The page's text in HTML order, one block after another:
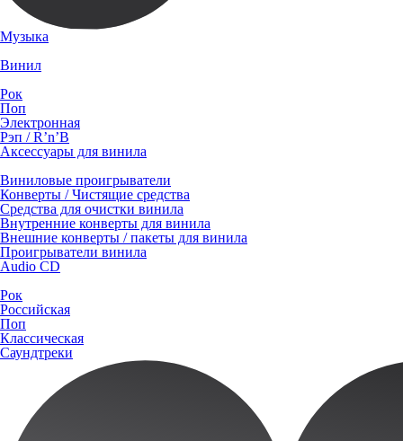
Музыка
Винил
Рок
Поп
Электронная
Рэп / R’n’B
Аксессуары для винила
Виниловые проигрыватели
Конверты / Чистящие средства
Средства для очистки винила
Внутренние конверты для винила
Внешние конверты / пакеты для винила
Проигрыватели винила
Audio CD
Рок
Российская
Поп
Классическая
Саундтреки